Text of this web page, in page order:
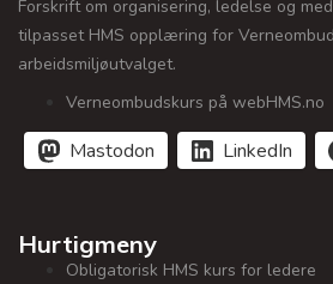
Forskrift om organisering, ledelse og
tilpasset HMS opplæring for
arbeidsmiljøutvalget.
Verneombudskurs på webHMS.no
Mastodon LinkedIn
Hurtigmeny
Obligatorisk HMS kurs for ledere